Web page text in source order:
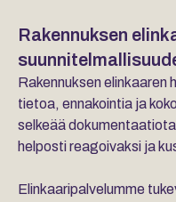
Rakennuksen
Rakennuksen
tietoa, ennakointia ja
selkeää
helposti reagoivaksi ja
Elinkaaripalvelumme